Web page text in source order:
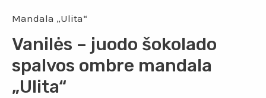
Mandala „Ulita“
Vanilės – juodo šokolado
spalvos ombre mandala
„Ulita“